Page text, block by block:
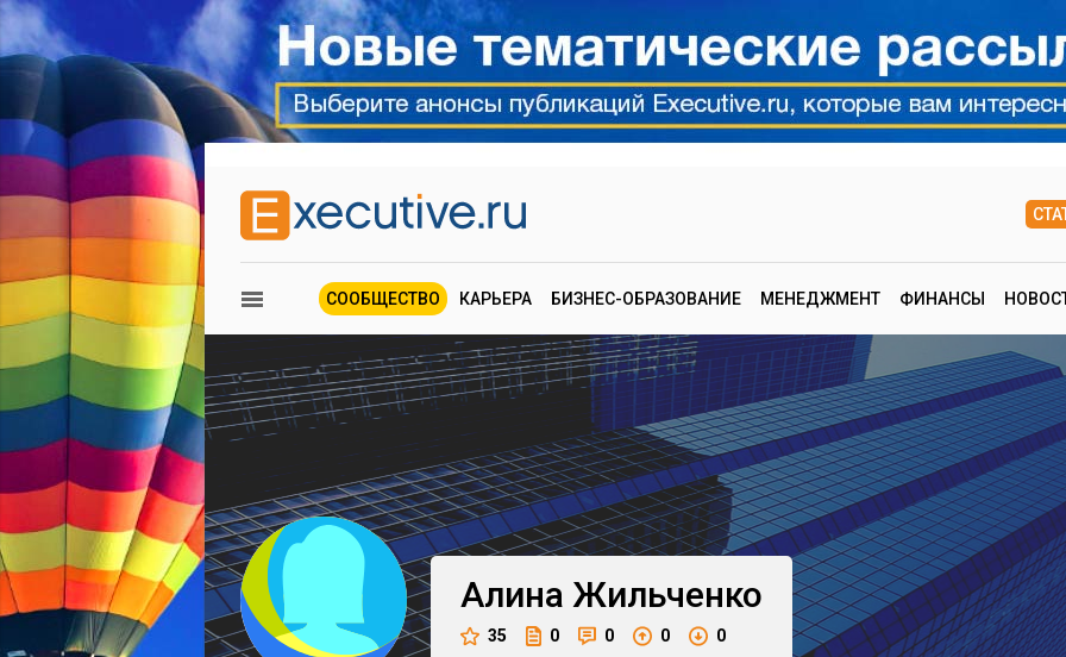
СООБЩЕСТВО КАРЬЕРА БИЗНЕС-ОБРАЗОВАНИЕ МЕНЕДЖМЕНТ ФИНАНСЫ
Алина Жильченко
35 0 0 0 0